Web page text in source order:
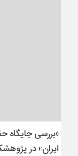
«بررسی جایگاه
ایران» در